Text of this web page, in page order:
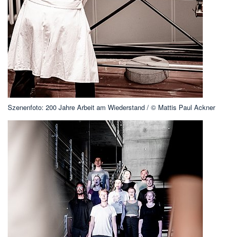
Szenenfoto: 200 Jahre Arbeit am Wiederstand / © Mattis Paul Ackner